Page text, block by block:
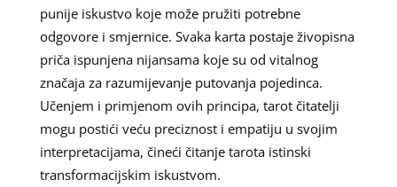
punije iskustvo koje može pružiti potrebne
odgovore i smjernice. Svaka karta postaje živopisna
priča ispunjena nijansama koje su od vitalnog
značaja za razumijevanje putovanja pojedinca.
Učenjem i primjenom ovih principa, tarot čitatelji
mogu postići veću preciznost i empatiju u svojim
interpretacijama, čineći čitanje tarota istinski
transformacijskim iskustvom.